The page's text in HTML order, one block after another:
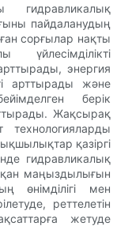
гидравликалық
пайдаланудың
сорғылар нақты
энергия
арттырады және
берік
Жақсырақ
технологияларды
қазіргі
гидравликалық
маңыздылығын
өнімділігі мен
реттелетін
жетуде